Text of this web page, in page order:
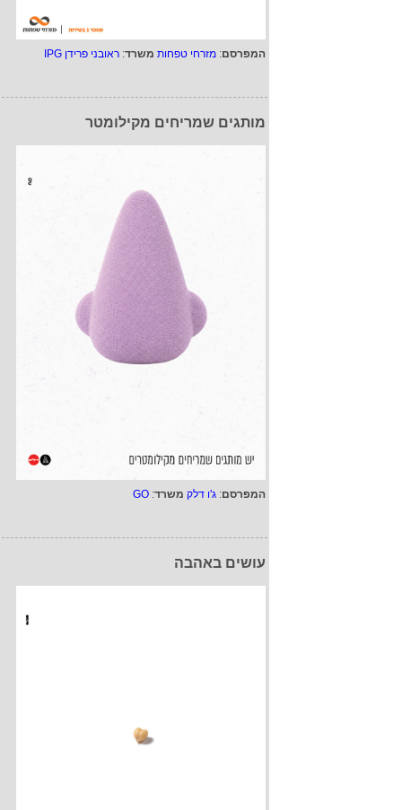
המפרסם: מזרחי טפחות משרד: ראובני פרידן IPG
מותגים שמריחים מקילומטר
המפרסם: ג'ו דלק משרד:
GO
עושים באהבה